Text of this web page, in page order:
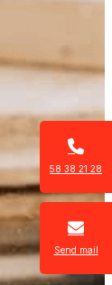
58 38 21 28
Send mail